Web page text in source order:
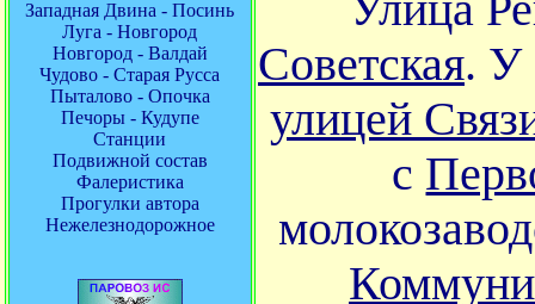
Западная Двина - Посинь
Луга - Новгород
Новгород - Валдай
Чудово - Старая Русса
Пыталово - Опочка
Печоры - Кудупе
Станции
Подвижной состав
Фалеристика
Прогулки автора
Нежелезнодорожное
Советская. У
улицей
с